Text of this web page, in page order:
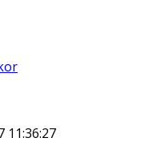
11:36:27